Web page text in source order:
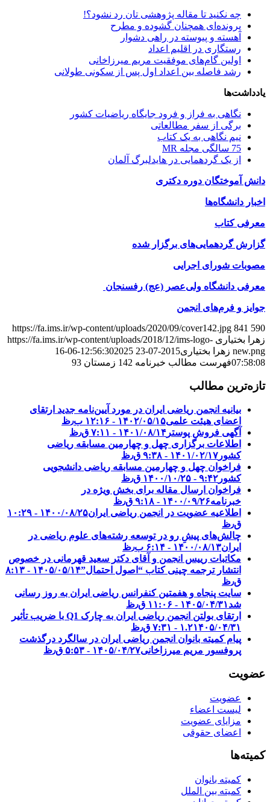
چه نکنید تا مقاله پژوهشی تان رد نشود؟!
پرونده‌ای همچنان گشوده و مطرح
آهسته و پیوسته در راهی دشوار
رستگاری در اقلیم اعداد
اولین گام‌های موفقیت مریم میرزاخانی
رشد فاصله بین اعداد اول پس از سکونی طولانی
یادداشت‌ها
نگاهی به فراز و فرود جایگاه ریاضیات کشور
برگی از سفر مطالعاتی
نیم نگاهی به یک کتاب
75 سالگی مجله MR
از یک گردهمایی در هایدلبرگ آلمان
دانش آموختگان دوره دکتری
اخبار دانشگا‌ه‌ها
معرفی کتاب
گزارش گردهمایی‌های برگزار شده
مصوبات شورای اجرایی
معرفی دانشگاه ولی‌عصر (عج) رفسنجان
جوایز و فرم‌های انجمن
https://fa.ims.ir/wp-content/uploads/2020/09/cover142.jpg 841 590
زهرا بختیاری https://fa.ims.ir/wp-content/uploads/2018/12/ims-logo-
new.png زهرا بختیاری2015-07-23 12:56:30
2025-06-16
07:58:08فهرست مطالب خبرنامه 142 زمستان 93
تازه‌ترین مطالب
بیانیه انجمن ریاضی ایران در مورد آیین‌نامه جدید ارتقای
اعضای هیئت علمی۱۴۰۲/۰۵/۱۵ - ۱۲:۱۶ ب٫ظ
آگهی فروش پوستر ۱۴۰۱/۰۸/۱۴ - ۷:۱۱ ق٫ظ
اطلاعات برگزاری چهل و چهارمین مسابقه ریاضی
کشور ۱۴۰۱/۰۲/۱۷ - ۹:۳۸ ق٫ظ
فراخوان چهل و چهارمین مسابقه ریاضی دانشجویی
کشور‎‎ ۱۴۰۰/۱۰/۲۵ - ۹:۴۲ ق٫ظ
فراخوان ارسال مقاله برای بخش ویژه در
خبرنامه۱۴۰۰/۰۹/۲۶ - ۹:۱۸ ق٫ظ
اطلاعیه عضویت در انجمن ریاضی ایران
۱۴۰۰/۰۸/۲۵ - ۱۰:۲۹
ق٫ظ
چالش‌های پیشِ رو در توسعه رشته‌های علوم ریاضی در
ایران۱۴۰۰/۰۸/۱۳ - ۶:۱۴ ب٫ظ
مکاتبات رییس انجمن و آقای دکتر سعید قهرمانی در خصوص
انتشار ترجمه چینی کتاب “اصول احتمال”
۱۴۰۵/۰۵/۱۴ - ۸:۱۳
ق٫ظ
سایت پنجاه و هفمتین کنفرانس ریاضی ایران به روز رسانی
شد۱۴۰۵/۰۴/۳۱ - ۱۱:۰۶ ق٫ظ
ارتقای بولتن انجمن ریاضی ایران به چارک Q1 با ضریب تأثیر
۱.۲۱۴۰۵/۰۴/۳۱ - ۷:۳۱ ق٫ظ
پیام کمیته بانوان انجمن ریاضی ایران در سالگرد درگذشت
پروفسور مریم میرزاخانی۱۴۰۵/۰۴/۲۷ - ۵:۵۳ ق٫ظ
عضویت
عضویت
لیست اعضاء
مزایای عضویت
اعضای حقوقی
کمیته‌ها
کمیته بانوان
کمیته بین الملل